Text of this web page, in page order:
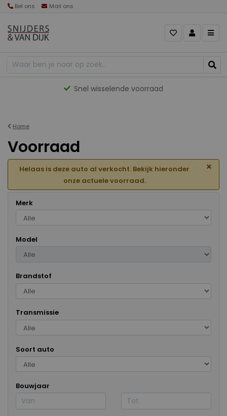
Bel ons Mail ons
Gevarieerd aanbod
Home
Voorraad
Helaas is deze auto al verkocht. Bekijk hieronder
onze actuele voorraad.
×
Merk
Model
Brandstof
Transmissie
Soort auto
Bouwjaar